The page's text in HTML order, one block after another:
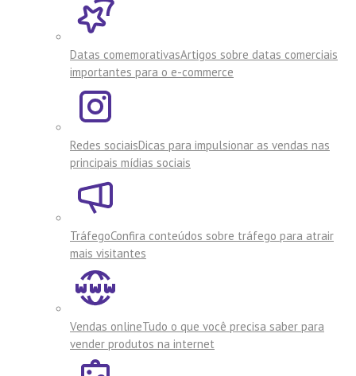
Datas comemorativasArtigos sobre datas comerciais
importantes para o e-commerce
Redes sociaisDicas para impulsionar as vendas nas
principais mídias sociais
TráfegoConfira conteúdos sobre tráfego para atrair
mais visitantes
Vendas onlineTudo o que você precisa saber para
vender produtos na internet